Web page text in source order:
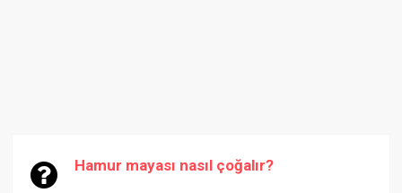
Hamur mayası nasıl çoğalır?